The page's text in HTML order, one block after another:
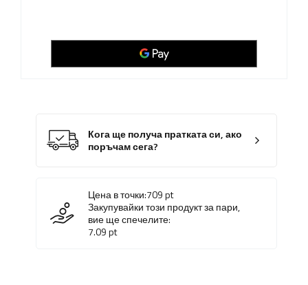
Кога ще получа пратката си, ако
поръчам сега?
Цена в точки:709pt
Закупувайки този продукт за пари,
вие ще спечелите:
7.09pt